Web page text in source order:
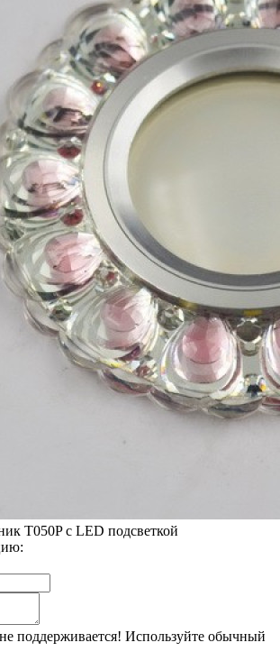
T050P с LED подсветкой
поддерживается! Используйте обычный